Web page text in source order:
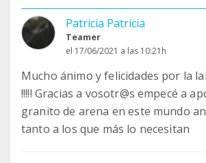
Patricia Patricia
Teamer
el 17/06/2021 a las 10:21h
Mucho ánimo y felicidades por la
!!!!! Gracias a vosotr@s empecé a
granito de arena en este mundo
tanto a los que más lo necesitan